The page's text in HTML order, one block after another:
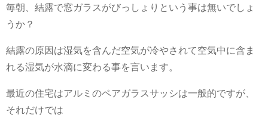
毎朝、結露で窓ガラスがびっしょりという事は無いでしょ
うか？
結露の原因は湿気を含んだ空気が冷やされて空気中に含ま
れる湿気が水滴に変わる事を言います。
最近の住宅はアルミのペアガラスサッシは一般的ですが、
それだけでは